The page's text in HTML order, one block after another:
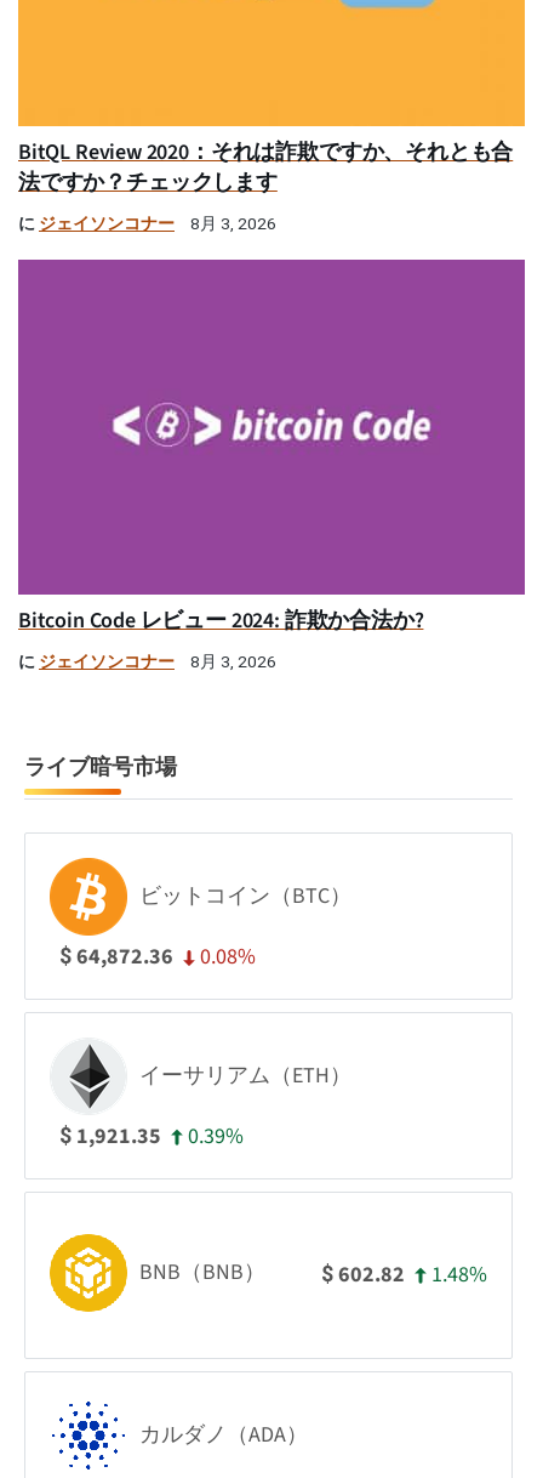
BitQL Review 2020：それは詐欺ですか、それとも合
法ですか？チェックします
に ジェイソンコナー 8月 3, 2026
Bitcoin Code レビュー 2024: 詐欺か合法か?
に ジェイソンコナー 8月 3, 2026
ライブ暗号市場
ビットコイン（BTC）
$64,872.36 0.08%
イーサリアム（ETH）
$ 1,921.35 0.39%
BNB（BNB） $602.82 1.48%
カルダノ（ADA）